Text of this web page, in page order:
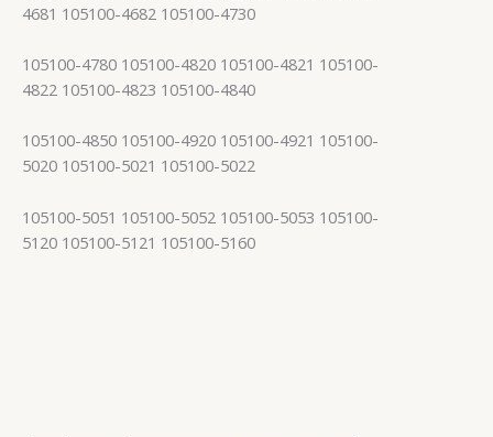
4681 105100-4682 105100-4730
105100-4780 105100-4820 105100-4821 105100-
4822 105100-4823 105100-4840
105100-4850 105100-4920 105100-4921 105100-
5020 105100-5021 105100-5022
105100-5051 105100-5052 105100-5053 105100-
5120 105100-5121 105100-5160